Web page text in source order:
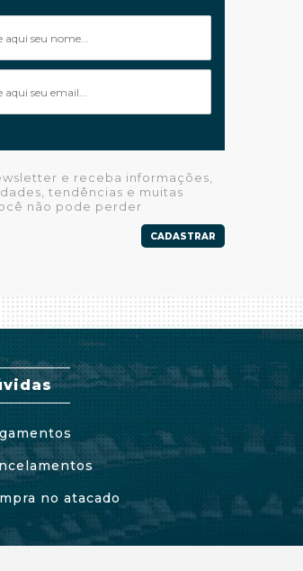
e receba informações,
tendências e muitas
não pode perder
CADASTRAR
no atacado